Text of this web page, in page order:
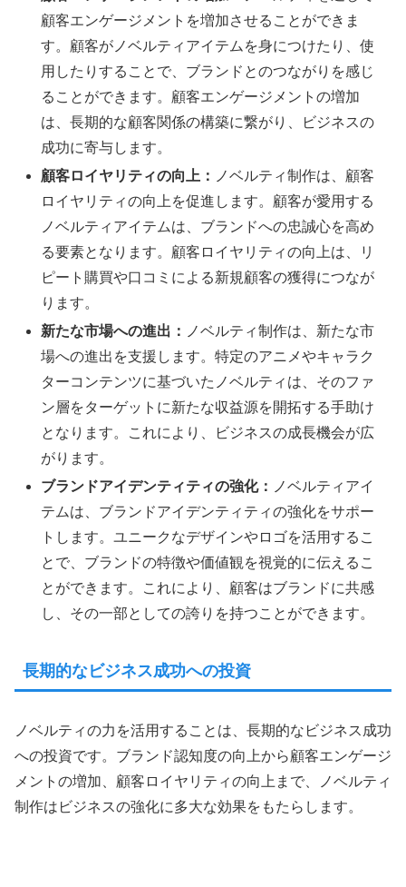
顧客エンゲージメントを増加させることができま
す。顧客がノベルティアイテムを身につけたり、使
用したりすることで、ブランドとのつながりを感じ
ることができます。顧客エンゲージメントの増加
は、長期的な顧客関係の構築に繋がり、ビジネスの
成功に寄与します。
顧客ロイヤリティの向上： ノベルティ制作は、顧客
ロイヤリティの向上を促進します。顧客が愛用する
ノベルティアイテムは、ブランドへの忠誠心を高め
る要素となります。顧客ロイヤリティの向上は、リ
ピート購買や口コミによる新規顧客の獲得につなが
ります。
新たな市場への進出： ノベルティ制作は、新たな市
場への進出を支援します。特定のアニメやキャラク
ターコンテンツに基づいたノベルティは、そのファ
ン層をターゲットに新たな収益源を開拓する手助け
となります。これにより、ビジネスの成長機会が広
がります。
ブランドアイデンティティの強化： ノベルティアイ
テムは、ブランドアイデンティティの強化をサポー
トします。ユニークなデザインやロゴを活用するこ
とで、ブランドの特徴や価値観を視覚的に伝えるこ
とができます。これにより、顧客はブランドに共感
し、その一部としての誇りを持つことができます。
長期的なビジネス成功への投資
ノベルティの力を活用することは、長期的なビジネス成功
への投資です。ブランド認知度の向上から顧客エンゲージ
メントの増加、顧客ロイヤリティの向上まで、ノベルティ
制作はビジネスの強化に多大な効果をもたらします。